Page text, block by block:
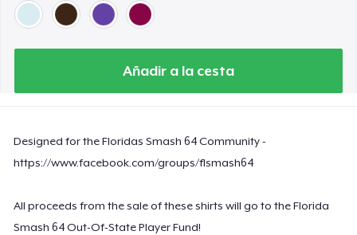
Añadir a la cesta
Designed for the Floridas Smash 64 Community -
https://www.facebook.com/groups/flsmash64
All proceeds from the sale of these shirts will go to the Florida
Smash 64 Out-Of-State Player Fund!